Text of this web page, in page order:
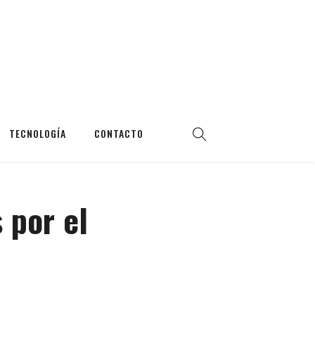
TECNOLOGÍA CONTACTO
por el